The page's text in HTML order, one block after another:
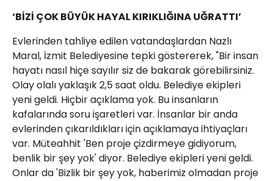
‘BİZİ ÇOK BÜYÜK HAYAL KIRIKLIĞINA UĞRATTI’
Evlerinden tahliye edilen vatandaşlardan Nazlı
Maral, İzmit Belediyesine tepki göstererek, "Bir insan
hayatı nasıl hiçe sayılır siz de bakarak görebilirsiniz.
Olay olalı yaklaşık 2,5 saat oldu. Belediye ekipleri
yeni geldi. Hiçbir açıklama yok. Bu insanların
kafalarında soru işaretleri var. İnsanlar bir anda
evlerinden çıkarıldıkları için açıklamaya ihtiyaçları
var. Müteahhit 'Ben proje çizdirmeye gidiyorum,
benlik bir şey yok' diyor. Belediye ekipleri yeni geldi.
Onlar da 'Bizlik bir şey yok, haberimiz olmadan proje